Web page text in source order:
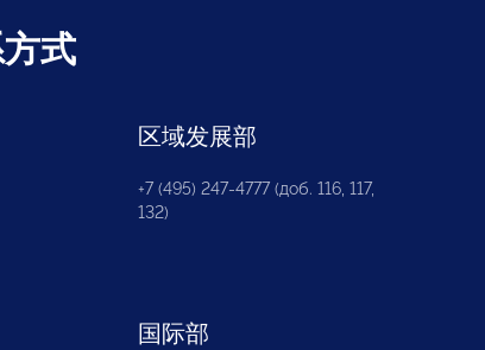
式
区域发展部
+7 (495) 247-4777 (доб. 116, 117,
132)
国际部